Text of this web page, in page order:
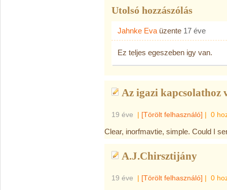
Utolsó hozzászólás
Jahnke Eva üzente 17 éve
Ez teljes egeszeben igy van.
Az igazi kapcsolathoz
19 éve | [Törölt felhasználó] | 0
Clear, inorfmavtie, simple. Could I
A.J.Chirsztijány
19 éve | [Törölt felhasználó] | 0